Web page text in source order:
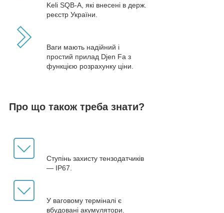
Keli SQB-A, які внесені в держ.
реєстр України.
Ваги мають надійний і
простий прилад Djen Fa з
функцією розрахунку ціни.
Про що також треба знати?
Ступінь захисту тензодатчиків
— IP67.
У ваговому терміналі є
вбудовані акумулятори.